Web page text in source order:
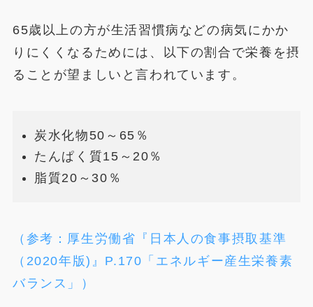
65歳以上の方が生活習慣病などの病気にかか
りにくくなるためには、以下の割合で栄養を摂
ることが望ましいと言われています。
炭水化物50～65％
たんぱく質15～20％
脂質20～30％
（参考：厚生労働省『日本人の食事摂取基準
（2020年版)』P.170「エネルギー産生栄養素
バランス」）